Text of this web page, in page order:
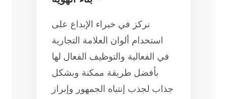
نركز في خبراء الإبداع على
استخدام ألوان العلامة التجارية
في الفعالية والتوظيف الفعال لها
بأفضل طريقة ممكنة وبشكل
جذاب لجذب إنتباه الجمهور وإبراز